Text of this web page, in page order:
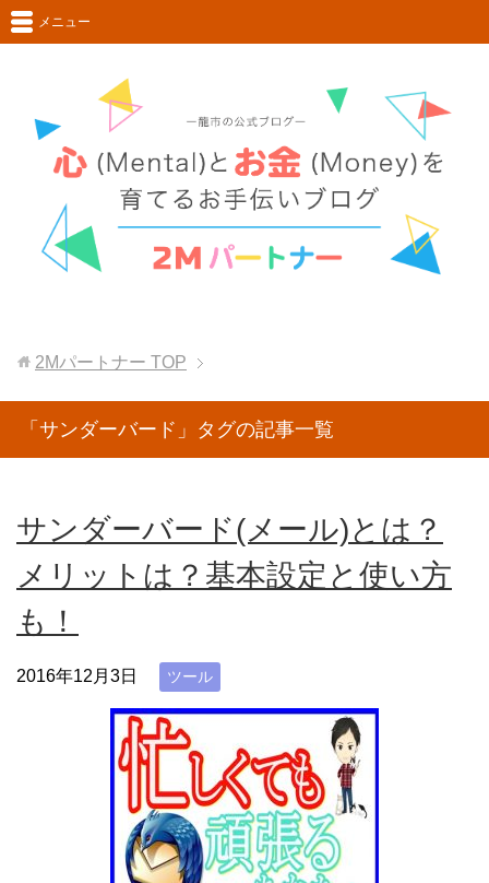
メニュー
2Mパートナー TOP
「サンダーバード」タグの記事一覧
サンダーバード(メール)とは？
メリットは？基本設定と使い方
も！
2016年12月3日 ツール